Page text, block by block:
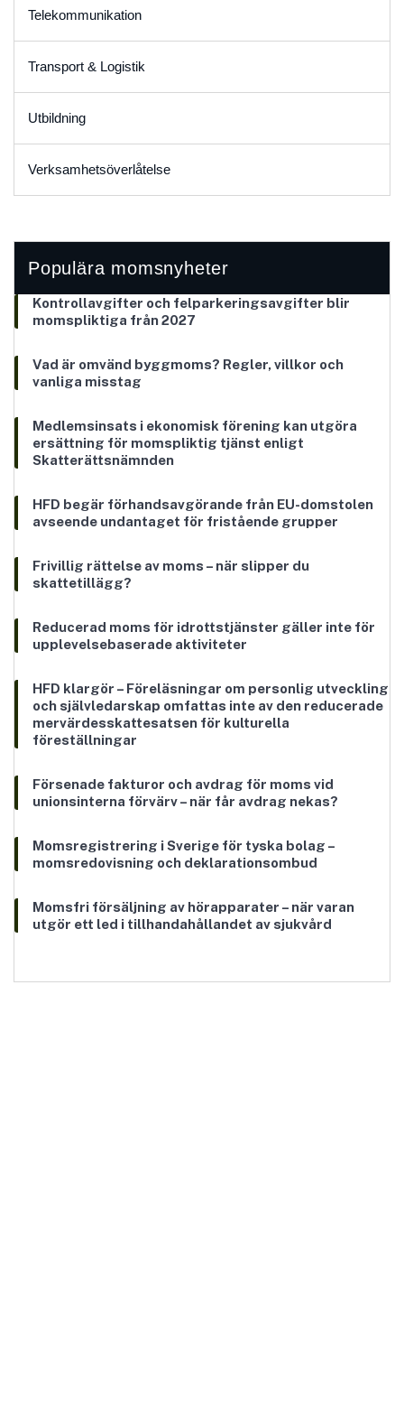
Telekommunikation
Transport & Logistik
Utbildning
Verksamhetsöverlåtelse
Populära momsnyheter
Kontrollavgifter och felparkeringsavgifter blir
momspliktiga från 2027
Vad är omvänd byggmoms? Regler, villkor och
vanliga misstag
Medlemsinsats i ekonomisk förening kan utgöra
ersättning för momspliktig tjänst enligt
Skatterättsnämnden
HFD begär förhandsavgörande från EU-domstolen
avseende undantaget för fristående grupper
Frivillig rättelse av moms – när slipper du
skattetillägg?
Reducerad moms för idrottstjänster gäller inte för
upplevelsebaserade aktiviteter
HFD klargör – Föreläsningar om personlig utveckling
och självledarskap omfattas inte av den reducerade
mervärdesskattesatsen för kulturella
föreställningar
Försenade fakturor och avdrag för moms vid
unionsinterna förvärv – när får avdrag nekas?
Momsregistrering i Sverige för tyska bolag –
momsredovisning och deklarationsombud
Momsfri försäljning av hörapparater – när varan
utgör ett led i tillhandahållandet av sjukvård